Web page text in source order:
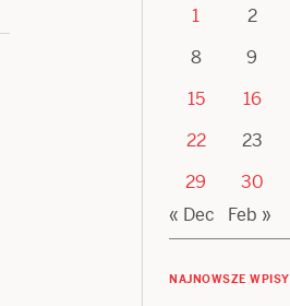
1 2
8
9
15
16
22
23
29
30
« Dec
Feb »
NAJNOWSZE WPISY